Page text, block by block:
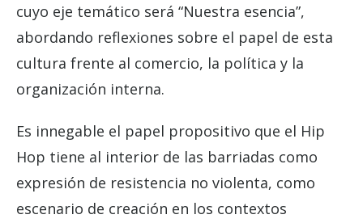
cuyo eje temático será “Nuestra esencia”,
abordando reflexiones sobre el papel de esta
cultura frente al comercio, la política y la
organización interna.
Es innegable el papel propositivo que el Hip
Hop tiene al interior de las barriadas como
expresión de resistencia no violenta, como
escenario de creación en los contextos